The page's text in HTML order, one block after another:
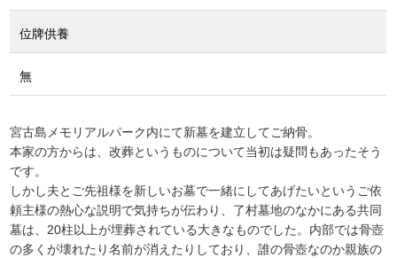
位牌供養
無
宮古島メモリアルパーク内にて新墓を建立してご納骨。
本家の方からは、改葬というものについて当初は疑問もあったそう
です。
しかし夫とご先祖様を新しいお墓で一緒にしてあげたいというご依
頼主様の熱心な説明で気持ちが伝わり、了村墓地のなかにある共同
墓は、20柱以上が埋葬されている大きなものでした。内部では骨壺
の多くが壊れたり名前が消えたりしており、誰の骨壺なのか親族の